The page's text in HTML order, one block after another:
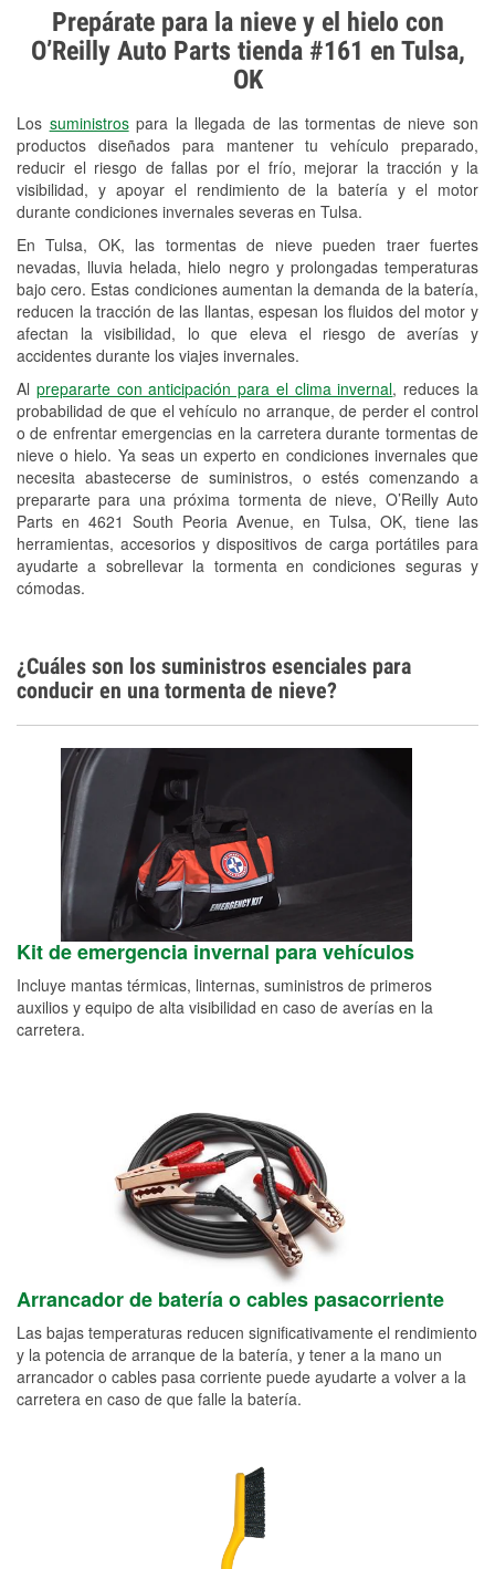
Prepárate para la nieve y el hielo con
O’Reilly Auto Parts tienda #161 en Tulsa,
OK
Los suministrospara la llegada de las tormentas de nieve son
productos diseñados para mantener tu vehículo preparado,
reducir el riesgo de fallas por el frío, mejorar la tracción y la
visibilidad, y apoyar el rendimiento de la batería y el motor
durante condiciones invernales severas en Tulsa.
En Tulsa, OK, las tormentas de nieve pueden traer fuertes
nevadas, lluvia helada, hielo negro y prolongadas temperaturas
bajo cero. Estas condiciones aumentan la demanda de la batería,
reducen la tracción de las llantas, espesan los fluidos del motor y
afectan la visibilidad, lo que eleva el riesgo de averías y
accidentes durante los viajes invernales.
Al prepararte con anticipación para el clima invernal, reduces la
probabilidad de que el vehículo no arranque, de perder el control
o de enfrentar emergencias en la carretera durante tormentas de
nieve o hielo. Ya seas un experto en condiciones invernales que
necesita abastecerse de suministros, o estés comenzando a
prepararte para una próxima tormenta de nieve, O’Reilly Auto
Parts en 4621 South Peoria Avenue, en Tulsa, OK, tiene las
herramientas, accesorios y dispositivos de carga portátiles para
ayudarte a sobrellevar la tormenta en condiciones seguras y
cómodas.
Prueba de alternadores y
arrancadores
Revisión de la luz "Check Engine"
Reciclaje de baterías y aceite
Instalación de bombillas de faros
Instalación de limpiaparabrisas
Programa de Préstamo de
Herramientas
Rectificación de tambores y discos de
freno
Snowstorm Supplies
Tornado Supplies
Conoce más
¿Cuáles son los suministros esenciales para
conducir en una tormenta de nieve?
Kit de emergencia invernal para vehículos
Incluye mantas térmicas, linternas, suministros de primeros
auxilios y equipo de alta visibilidad en caso de averías en la
carretera.
Arrancador de batería o cables pasacorriente
Las bajas temperaturas reducen significativamente el rendimiento
y la potencia de arranque de la batería, y tener a la mano un
arrancador o cables pasa corriente puede ayudarte a volver a la
carretera en caso de que falle la batería.